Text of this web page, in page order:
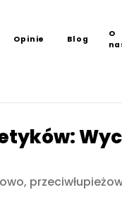
Opinie Blog
O